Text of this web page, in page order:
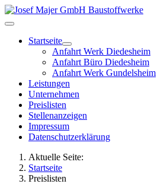
Startseite
Anfahrt Werk Diedesheim
Anfahrt Büro Diedesheim
Anfahrt Werk Gundelsheim
Leistungen
Unternehmen
Preislisten
Stellenanzeigen
Impressum
Datenschutzerklärung
Aktuelle Seite:
Startseite
Preislisten